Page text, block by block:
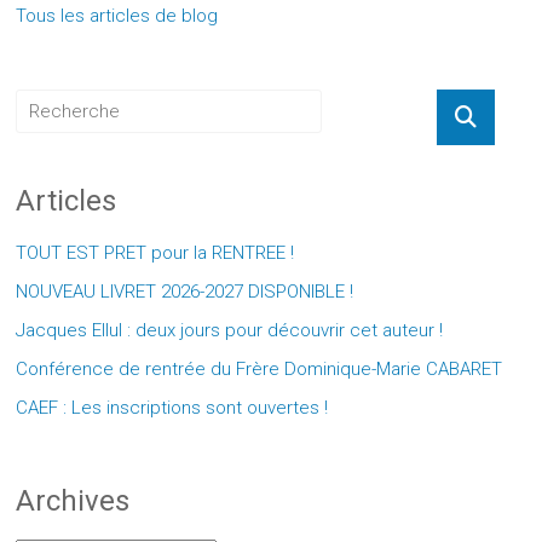
Tous les articles de blog
Articles
TOUT EST PRET pour la RENTREE !
NOUVEAU LIVRET 2026-2027 DISPONIBLE !
Jacques Ellul : deux jours pour découvrir cet auteur !
Conférence de rentrée du Frère Dominique-Marie CABARET
CAEF : Les inscriptions sont ouvertes !
Archives